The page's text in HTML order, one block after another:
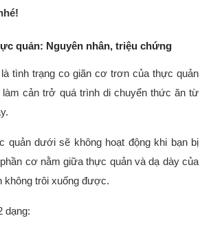
quản: Nguyên nhân, triệu chứng
tình trạng co giãn cơ trơn của thực quản
làm cản trở quá trình di chuyển thức ăn từ
quản dưới sẽ không hoạt động khi bạn bị
cơ nằm giữa thực quản và dạ dày của
không trôi xuống được.
dạng: